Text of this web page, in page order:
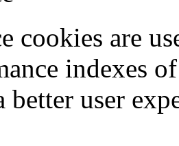
cookies are
indexes
better user